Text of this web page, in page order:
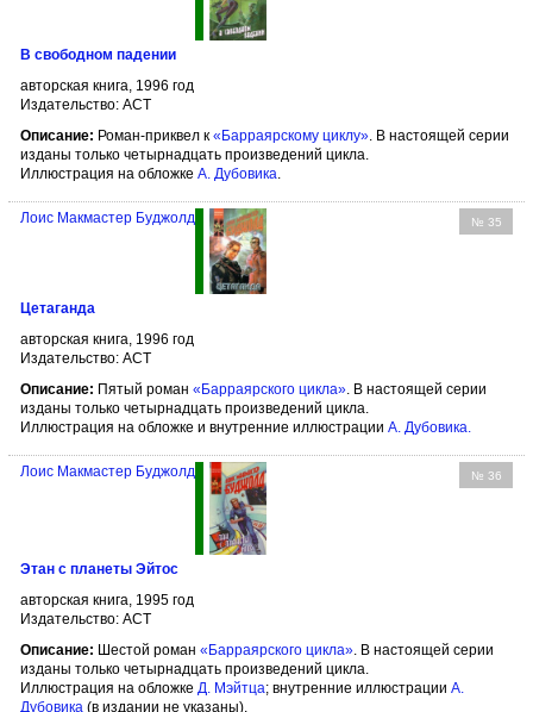
В свободном падении
авторская книга, 1996 год
Издательство: АСТ
Описание: Роман-приквел к «Барраярскому циклу». В настоящей серии
изданы только четырнадцать произведений цикла.
Иллюстрация на обложке А. Дубовика.
№ 35
Лоис Макмастер Буджолд
Цетаганда
авторская книга, 1996 год
Издательство: АСТ
Описание: Пятый роман «Барраярского цикла». В настоящей серии
изданы только четырнадцать произведений цикла.
Иллюстрация на обложке и внутренние иллюстрации А. Дубовика.
№ 36
Лоис Макмастер Буджолд
Этан с планеты Эйтос
авторская книга, 1995 год
Издательство: АСТ
Описание: Шестой роман «Барраярского цикла». В настоящей серии
изданы только четырнадцать произведений цикла.
Иллюстрация на обложке Д. Мэйтца; внутренние иллюстрации А.
Дубовика (в издании не указаны).